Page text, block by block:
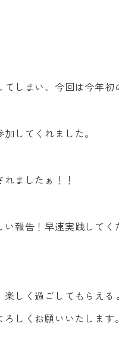
しまい、今回は今年初
してくれました。
ましたぁ！！
報告！早速実践してく
しく過ごしてもらえ
しくお願いいたします。